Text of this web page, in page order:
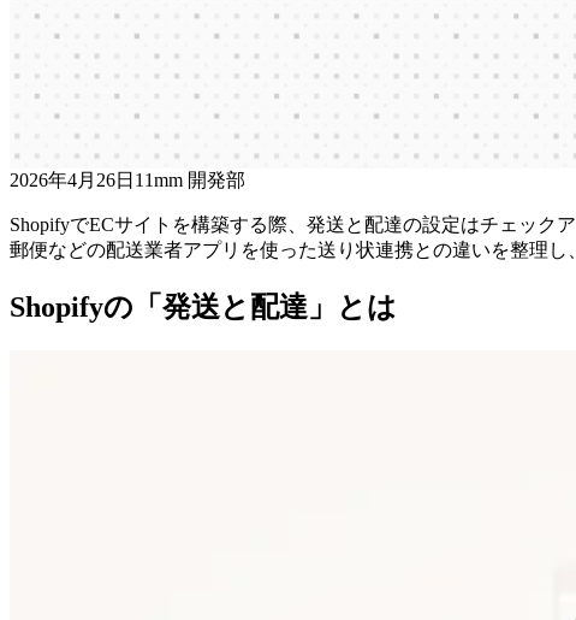
2026年4月26日 1 1mm 開発部
ShopifyでECサイトを構築する際、発送と配達の設定はチェッ
郵便などの配送業者アプリを使った送り状連携との違いを整理
Shopifyの「発送と配達」とは